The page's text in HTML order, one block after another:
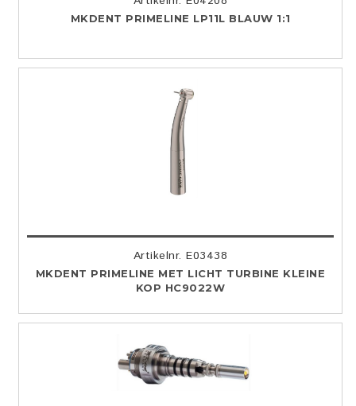
MKDENT PRIMELINE LP11L BLAUW 1:1
Artikelnr. E03438
MKDENT PRIMELINE MET LICHT TURBINE KLEINE
KOP HC9022W